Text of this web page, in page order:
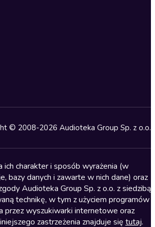
© 2008-2026 Audioteka Group Sp. z o.o.
charakter i sposób wyrażenia (w
bazy danych i zawarte w nich dane) oraz
Audioteka Group Sp. z o.o. z siedzibą
technikę, w tym z użyciem programów
przez wyszukiwarki internetowe oraz
zastrzeżenia znajduje się tutaj.